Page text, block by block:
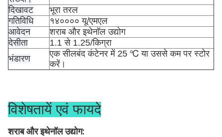
दिखावट
भूरा तरल
गतिविधि
१४०००० यू/एमएल
आवेदन
शराब और इथेनॉल उद्योग
देसीता
1.1 से 1.25/किग्रा
भंडारण
एक सीलबंद कंटेनर में 25 ℃ या उससे कम पर स्टोर
करें।
विशेषतायें एवं फायदे
शराब और इथेनॉल उद्योग: